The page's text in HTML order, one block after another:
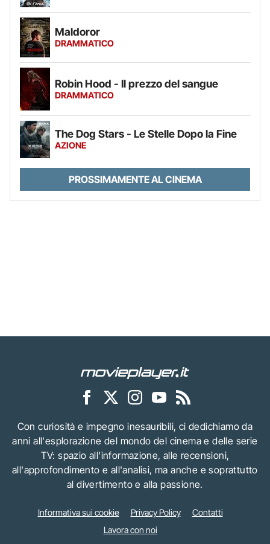
Maldoror
DRAMMATICO
Robin Hood - Il prezzo del sangue
DRAMMATICO
The Dog Stars - Le Stelle Dopo la Fine
AZIONE
PROSSIMAMENTE AL CINEMA
Con curiosità e impegno inesauribili, ci dedichiamo da
anni all'esplorazione del mondo del cinema e delle serie
TV: spazio all'informazione, alle recensioni,
all'approfondimento e all'analisi, ma anche e soprattutto
al divertimento e alla passione.
Informativa sui cookie Privacy Policy
Contatti
Lavora con noi